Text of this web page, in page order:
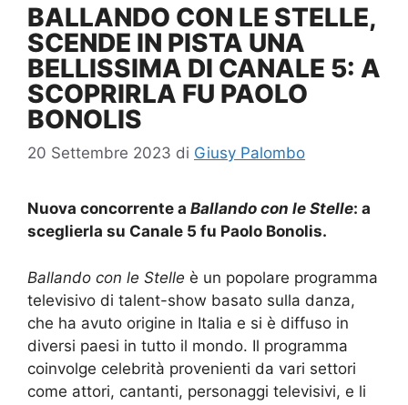
BALLANDO CON LE STELLE,
SCENDE IN PISTA UNA
BELLISSIMA DI CANALE 5: A
SCOPRIRLA FU PAOLO
BONOLIS
20 Settembre 2023 di Giusy Palombo
Nuova concorrente a Ballando con le Stelle: a
sceglierla su Canale 5 fu Paolo Bonolis.
Ballando con le Stelle è un popolare programma
televisivo di talent-show basato sulla danza,
che ha avuto origine in Italia e si è diffuso in
diversi paesi in tutto il mondo. Il programma
coinvolge celebrità provenienti da vari settori
come attori, cantanti, personaggi televisivi, e li